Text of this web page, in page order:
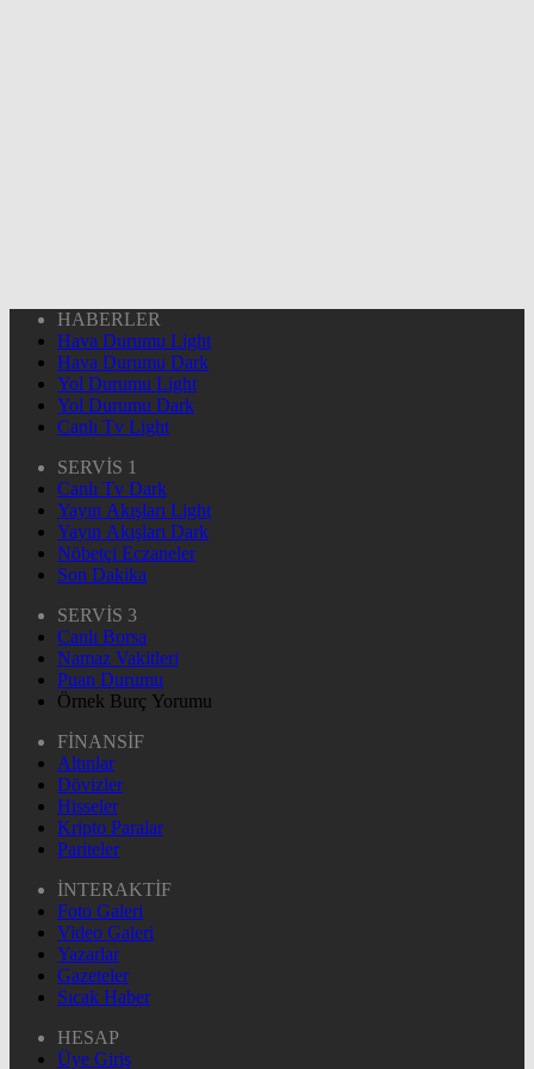
HABERLER
Hava Durumu Light
Hava Durumu Dark
Yol Durumu Light
Yol Durumu Dark
Canlı Tv Light
SERVİS 1
Canlı Tv Dark
Yayın Akışları Light
Yayın Akışları Dark
Nöbetçi Eczaneler
Son Dakika
SERVİS 3
Canlı Borsa
Namaz Vakitleri
Puan Durumu
Örnek Burç Yorumu
FİNANSİF
Altınlar
Dövizler
Hisseler
Kripto Paralar
Pariteler
İNTERAKTİF
Foto Galeri
Video Galeri
Yazarlar
Gazeteler
Sıcak Haber
HESAP
Üye Giriş